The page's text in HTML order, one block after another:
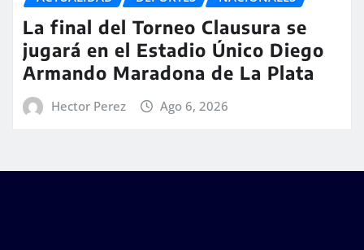
La final del Torneo Clausura se
jugará en el Estadio Único Diego
Armando Maradona de La Plata
Hector Perez Ago 6, 2026